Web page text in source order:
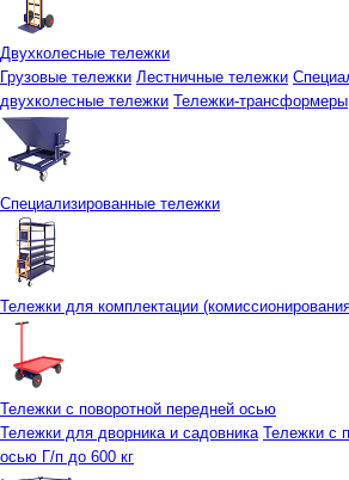
Двухколесные тележки
Грузовые тележки Лестничные тележки
двухколесные тележки Тележки-трансформеры
Специализированные тележки
Тележки для комплектации
Тележки с поворотной передней осью
Тележки для дворника и садовника Тележки с
осью Г/п до 600 кг